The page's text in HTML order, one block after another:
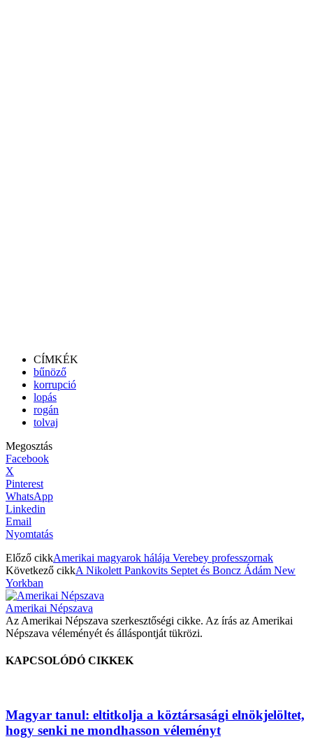
CÍMKÉK
bűnöző
korrupció
lopás
rogán
tolvaj
Megosztás
Facebook
X
Pinterest
WhatsApp
Linkedin
Email
Nyomtatás
Előző cikkAmerikai magyarok hálája Verebey professzornak
Következő cikkA Nikolett Pankovits Septet és Boncz Ádám New
Yorkban
Amerikai Népszava
Az Amerikai Népszava szerkesztőségi cikke. Az írás az Amerikai
Népszava véleményét és álláspontját tükrözi.
KAPCSOLÓDÓ CIKKEK
Magyar tanul: eltitkolja a köztársasági elnökjelöltet,
hogy senki ne mondhasson véleményt